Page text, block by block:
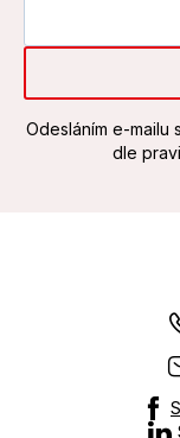
Odesláním e-mailu
dle